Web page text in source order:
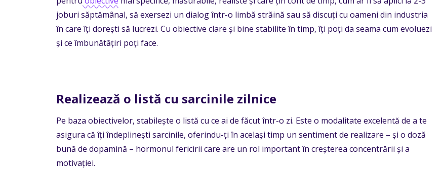
joburi săptămânal, să exersezi un dialog într-o limbă străină sau să discuți cu oameni din industria
în care îți dorești să lucrezi. Cu obiective clare și bine stabilite în timp, îți poți da seama cum evoluezi
și ce îmbunătățiri poți face.
Realizează o listă cu sarcinile zilnice
Pe baza obiectivelor, stabilește o listă cu ce ai de făcut într-o zi. Este o modalitate excelentă de a te
asigura că îți îndeplinești sarcinile, oferindu-ți în același timp un sentiment de realizare – și o doză
bună de dopamină – hormonul fericirii care are un rol important în creșterea concentrării și a
motivației.